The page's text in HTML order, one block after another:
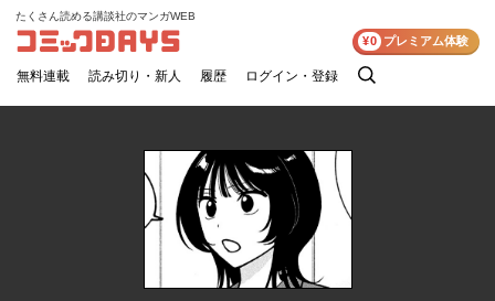
コミックDAYS
たくさん読める講談社のマンガWEB
無料連載 読み切り・新人 履歴 ログイン・登録
検
¥0 プレミアム体験